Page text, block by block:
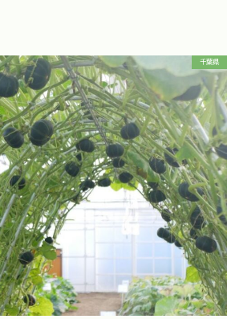
千葉県